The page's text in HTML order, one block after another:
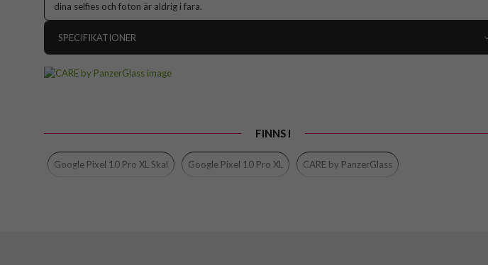
dina selfies och foton är aldrig i fara.
SPECIFIKATIONER
Egenskaper
Trådlös laddning-kompatibel
Färg
FINNS I
Google Pixel 10 Pro XL Skal Google Pixel 10 Pro XL CARE by PanzerGlass